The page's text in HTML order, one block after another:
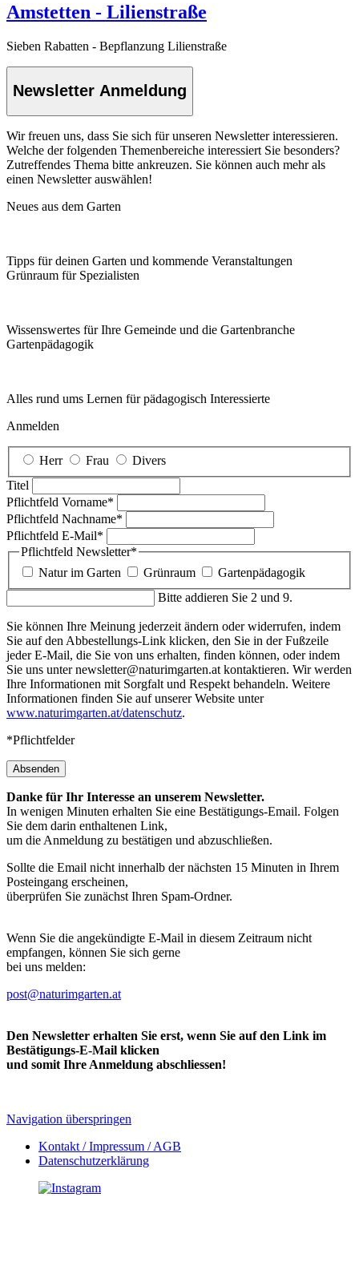
Amstetten - Lilienstraße
Sieben Rabatten - Bepflanzung Lilienstraße
Newsletter Anmeldung
Wir freuen uns, dass Sie sich für unseren Newsletter interessieren.
Welche der folgenden Themenbereiche interessiert Sie besonders?
Zutreffendes Thema bitte ankreuzen. Sie können auch mehr als
einen Newsletter auswählen!
Neues aus dem Garten
Tipps für deinen Garten und kommende Veranstaltungen
Grünraum für Spezialisten
Wissenswertes für Ihre Gemeinde und die Gartenbranche
Garten­pädagogik
Alles rund ums Lernen für pädagogisch Interessierte
Anmelden
Herr Frau
Divers
Titel
Pflichtfeld Vorname*
Pflichtfeld Nachname*
Pflichtfeld E-Mail*
Pflichtfeld Newsletter*
Natur im Garten
Grünraum
Gartenpädagogik
Bitte addieren Sie 2 und 9.
Sie können Ihre Meinung jederzeit ändern oder widerrufen, indem
Sie auf den Abbestellungs-Link klicken, den Sie in der Fußzeile
jeder E-Mail, die Sie von uns erhalten, finden können, oder indem
Sie uns unter newsletter@naturimgarten.at kontaktieren. Wir werden
Ihre Informationen mit Sorgfalt und Respekt behandeln. Weitere
Informationen finden Sie auf unserer Website unter
www.naturimgarten.at/datenschutz.
*Pflichtfelder
Absenden
Danke für Ihr Interesse an unserem Newsletter.
In wenigen Minuten erhalten Sie eine Bestätigungs-Email. Folgen
Sie dem darin enthaltenen Link,
um die Anmeldung zu bestätigen und abzuschließen.
Sollte die Email nicht innerhalb der nächsten 15 Minuten in Ihrem
Posteingang erscheinen,
überprüfen Sie zunächst Ihren Spam-Ordner.
Wenn Sie die angekündigte E-Mail in diesem Zeitraum nicht
empfangen, können Sie sich gerne
bei uns melden:
post@naturimgarten.at
Den Newsletter erhalten Sie erst, wenn Sie auf den Link im
Bestätigungs-E-Mail klicken
und somit Ihre Anmeldung abschliessen!
Navigation überspringen
Kontakt / Impressum / AGB
Datenschutzerklärung